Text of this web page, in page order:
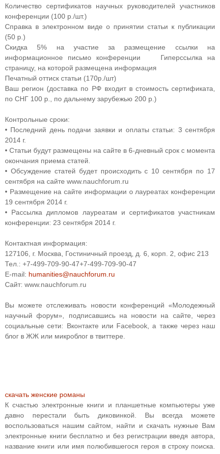
Количество сертификатов научных руководителей участников
конференции (100 р./шт.)
Справка в электронном виде о принятии статьи к публикации
(50 р.)
Скидка 5% на участие за размещение ссылки на
информационное письмо конференции Гиперссылка на
страницу, на которой размещена информация
Печатный оттиск статьи (170р./шт)
Ваш регион (доставка по РФ входит в стоимость сертификата,
по СНГ 100 р., по дальнему зарубежью 200 р.)
Контрольные сроки:
• Последний день подачи заявки и оплаты статьи: 3 сентября
2014 г.
• Статьи будут размещены на сайте в 6-дневный срок с момента
окончания приема статей.
• Обсуждение статей будет происходить с 10 сентября по 17
сентября на сайте www.nauchforum.ru
• Размещение на сайте информации о лауреатах конференции
19 сентября 2014 г.
• Рассылка дипломов лауреатам и сертификатов участникам
конференции: 23 сентября 2014 г.
Контактная информация:
127106, г. Москва, Гостиничный проезд, д. 6, корп. 2, офис 213
Тел.: +7-499-709-90-47+7-499-709-90-47
E-mail: humanities@nauchforum.ru
Сайт: www.nauchforum.ru
Вы можете отслеживать новости конференций «Молодежный
научный форум», подписавшись на новости на сайте, через
социальные сети: Вконтакте или Facebook, а также через наш
блог в ЖЖ или микроблог в твиттере.
скачать женские романы
К счастью электронные книги и планшетные компьютеры уже
давно перестали быть диковинкой. Вы всегда можете
воспользоваться нашим сайтом, найти и скачать нужные Вам
электронные книги бесплатно и без регистрации введя автора,
название книги или имя полюбившегося героя в строку поиска.